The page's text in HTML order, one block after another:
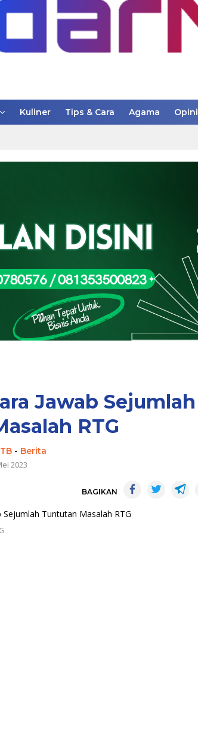
Kuliner Tips & Cara Agama Opini
Jawab Sejumlah
RTG
- Berita
2023
BAGIKAN